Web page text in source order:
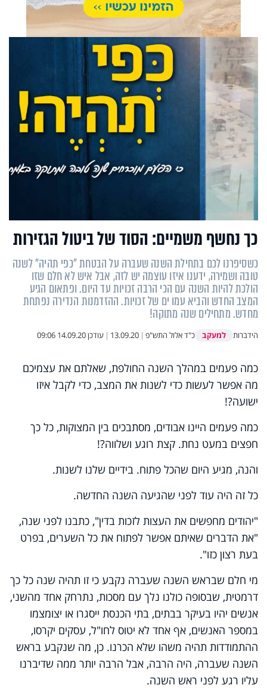
כך נחשף משמיים: הסוד של ביטול הגזירות
כשסיפרנו לכם בתחילת השנה שעברה על הבטחת "כפי תהיה" לשנה
טובה ושמירה, ידענו איזו עוצמה יש לזה, אבל איש לא חלם שזו
הולכת להיות השנה עם הכי הרבה זכויות עד היום. ופתאום הגיע
המצב החדש והביא עמו ים של זכויות. ההזדמנות הנדירה נפתחת
מחדש. מתחילים שנה מתוקה!
הידברות למעקב כ"ד אלול התש"פ |
13.09.20
| עודכן14.09.20 09:06
כמה פעמים במהלך השנה החולפת, שאלתם את עצמיכם
מה אפשר לעשות כדי לשנות את המצב, כדי לקבל איזו
ישועה?!
כמה פעמים היינו אבודים, מסתבכים בין המצוקות, כל כך
חפצים במעט נחת. קצת רוגע ושלווה?!
והנה, מגיע היום שהכל פתוח. בידיים שלנו לשנות.
כל זה היה עוד לפני שהגיעה השנה החדשה.
"יהודים מחפשים את העצות לזכות בדין", כתבנו לפני שנה,
"את הדברים שאיתם אפשר לפתוח את כל השערים, בפרט
בעת רצון כזו".
מי חלם שבראש השנה שעברה נקבע כי זו תהיה שנה כל כך
דרמטית, שבסופה כולנו נלך עם מסכות, נתרחק אחד מהשני,
אנשים יהיו בעיקר בבתים, בתי הכנסת ייסגרו או יצומצמו
במספר האנשים, אף אחד לא יטוס לחו"ל, עסקים יקרסו,
ההתמודדות תהיה משהו שלא הכרנו. כן, מה שנקבע בראש
השנה שעברה, היה הרבה, אבל הרבה יותר ממה שדיברנו
עליו רגע לפני ראש השנה.